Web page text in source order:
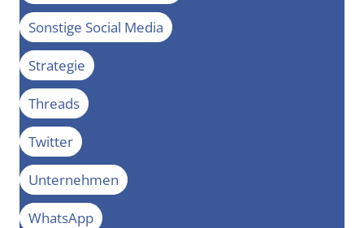
Sonstige Social Media
Strategie
Threads
Twitter
Unternehmen
WhatsApp